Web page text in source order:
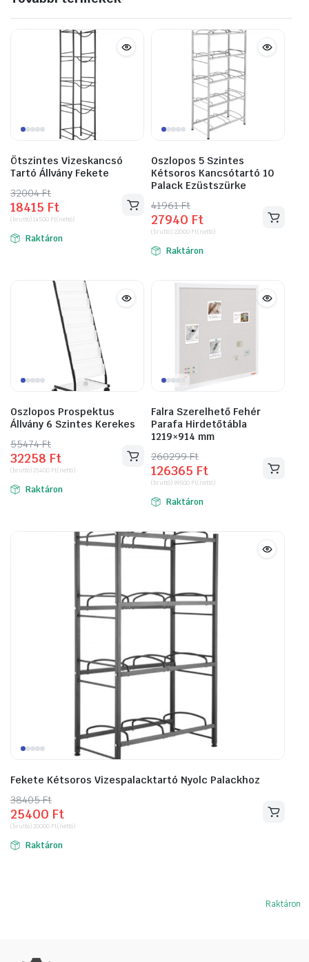
Ötszintes Vizeskancsó
Tartó Állvány Fekete
32004Ft
Original
price
was:
32004 Ft.
18415 Ft
Current
price
is:
18415 Ft.
(bruttó)14500 Ft(nettó)
Raktáron
Oszlopos 5 Szintes
Kétsoros Kancsótartó 10
Palack Ezüstszürke
41961Ft
Original
price
was:
41961 Ft.
27940 Ft
Current
price
is:
27940 Ft.
(bruttó)22000 Ft(nettó)
Raktáron
Oszlopos Prospektus
Állvány 6 Szintes Kerekes
55474Ft
Original
price
was:
55474 Ft.
32258 Ft
Current
price
is:
32258 Ft.
(bruttó)25400 Ft(nettó)
Raktáron
Falra Szerelhető Fehér
Parafa Hirdetőtábla
1219×914 mm
260299Ft
Original
price
was:
260299 Ft.
126365 Ft
Current
price
is:
126365 Ft.
(bruttó)99500 Ft(nettó)
Raktáron
Fekete Kétsoros Vizespalacktartó Nyolc Palackhoz
38405Ft
Original
price
was:
38405 Ft.
25400 Ft
Current
price
is:
25400 Ft.
(bruttó)20000 Ft(nettó)
Raktáron
Raktáron